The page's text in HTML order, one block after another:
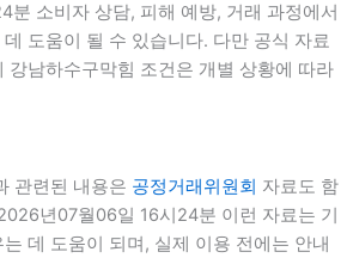
분 소비자 상담, 피해 예방, 거래 과정에서
도움이 될 수 있습니다. 다만 공식 자료
강남하수구막힘 조건은 개별 상황에 따라
관련된 내용은 공정거래위원회 자료도 함
년07월06일 16시24분 이런 자료는 기
데 도움이 되며, 실제 이용 전에는 안내